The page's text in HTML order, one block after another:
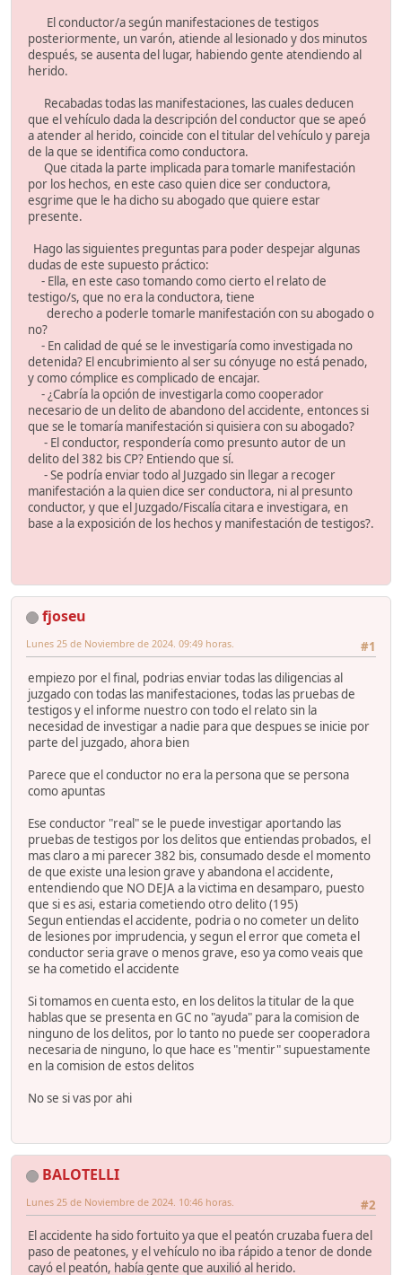
El conductor/a según manifestaciones de testigos
posteriormente, un varón, atiende al lesionado y dos minutos
después, se ausenta del lugar, habiendo gente atendiendo al
herido.
Recabadas todas las manifestaciones, las cuales deducen
que el vehículo dada la descripción del conductor que se apeó
a atender al herido, coincide con el titular del vehículo y pareja
de la que se identifica como conductora.
Que citada la parte implicada para tomarle manifestación
por los hechos, en este caso quien dice ser conductora,
esgrime que le ha dicho su abogado que quiere estar
presente.
Hago las siguientes preguntas para poder despejar algunas
dudas de este supuesto práctico:
- Ella, en este caso tomando como cierto el relato de
testigo/s, que no era la conductora, tiene
derecho a poderle tomarle manifestación con su abogado o
no?
- En calidad de qué se le investigaría como investigada no
detenida? El encubrimiento al ser su cónyuge no está penado,
y como cómplice es complicado de encajar.
- ¿Cabría la opción de investigarla como cooperador
necesario de un delito de abandono del accidente, entonces si
que se le tomaría manifestación si quisiera con su abogado?
- El conductor, respondería como presunto autor de un
delito del 382 bis CP? Entiendo que sí.
- Se podría enviar todo al Juzgado sin llegar a recoger
manifestación a la quien dice ser conductora, ni al presunto
conductor, y que el Juzgado/Fiscalía citara e investigara, en
base a la exposición de los hechos y manifestación de testigos?.
fjoseu
#1
Lunes 25 de Noviembre de 2024. 09:49 horas.
empiezo por el final, podrias enviar todas las diligencias al
juzgado con todas las manifestaciones, todas las pruebas de
testigos y el informe nuestro con todo el relato sin la
necesidad de investigar a nadie para que despues se inicie por
parte del juzgado, ahora bien
Parece que el conductor no era la persona que se persona
como apuntas
Ese conductor "real" se le puede investigar aportando las
pruebas de testigos por los delitos que entiendas probados, el
mas claro a mi parecer 382 bis, consumado desde el momento
de que existe una lesion grave y abandona el accidente,
entendiendo que NO DEJA a la victima en desamparo, puesto
que si es asi, estaria cometiendo otro delito (195)
Segun entiendas el accidente, podria o no cometer un delito
de lesiones por imprudencia, y segun el error que cometa el
conductor seria grave o menos grave, eso ya como veais que
se ha cometido el accidente
Si tomamos en cuenta esto, en los delitos la titular de la que
hablas que se presenta en GC no "ayuda" para la comision de
ninguno de los delitos, por lo tanto no puede ser cooperadora
necesaria de ninguno, lo que hace es "mentir" supuestamente
en la comision de estos delitos
No se si vas por ahi
BALOTELLI
#2
Lunes 25 de Noviembre de 2024. 10:46 horas.
El accidente ha sido fortuito ya que el peatón cruzaba fuera del
paso de peatones, y el vehículo no iba rápido a tenor de donde
cayó el peatón, había gente que auxilió al herido.